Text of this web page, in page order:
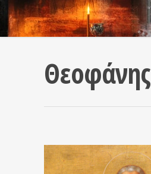
Θεοφάνης